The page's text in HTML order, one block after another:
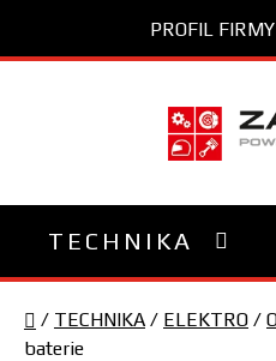
obsah
PROFIL FIRMY
TECHNIKA
Domů
/ TECHNIKA / ELEKTRO /
baterie